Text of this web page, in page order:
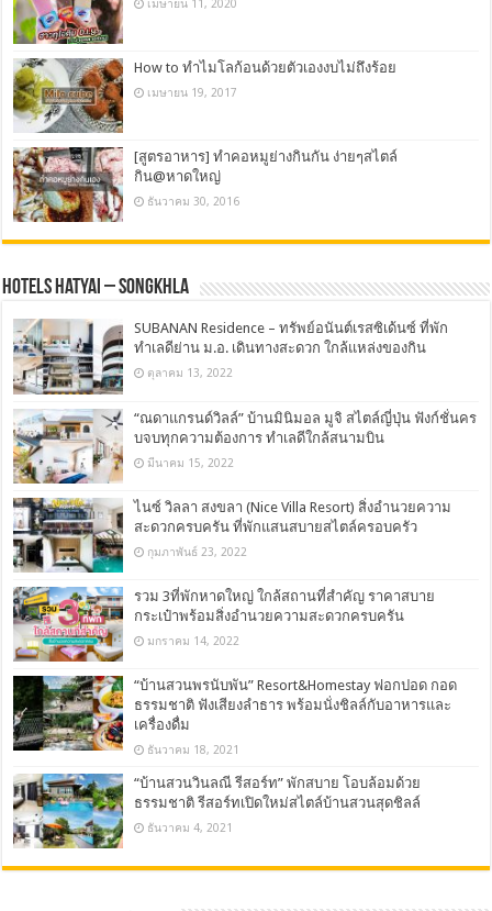
เมษายน 11, 2020
How to ทำไมโลก้อนด้วยตัวเองงบไม่ถึงร้อย
เมษายน 19, 2017
[สูตรอาหาร] ทำคอหมูย่างกินกัน ง่ายๆสไตล์
กิน@หาดใหญ่
ธันวาคม 30, 2016
Hotels Hatyai – Songkhla
SUBANAN Residence – ทรัพย์อนันต์เรสซิเด้นซ์ ที่พัก
ทำเลดีย่าน ม.อ. เดินทางสะดวก ใกล้แหล่งของกิน
ตุลาคม 13, 2022
“ณดาแกรนด์วิลล์” บ้านมินิมอล มูจิ สไตล์ญี่ปุ่น ฟังก์ชั่นคร
บจบทุกความต้องการ ทำเลดีใกล้สนามบิน
มีนาคม 15, 2022
ไนซ์ วิลลา สงขลา (Nice Villa Resort) สิ่งอำนวยความ
สะดวกครบครัน ที่พักแสนสบายสไตล์ครอบครัว
กุมภาพันธ์ 23, 2022
รวม 3ที่พักหาดใหญ่ ใกล้สถานที่สำคัญ ราคาสบาย
กระเป๋าพร้อมสิ่งอำนวยความสะดวกครบครัน
มกราคม 14, 2022
“บ้านสวนพรนับพัน” Resort&Homestay ฟอกปอด กอด
ธรรมชาติ ฟังเสียงลำธาร พร้อมนั่งชิลล์กับอาหารและ
เครื่องดื่ม
ธันวาคม 18, 2021
“บ้านสวนวินลณี รีสอร์ท” พักสบาย โอบล้อมด้วย
ธรรมชาติ รีสอร์ทเปิดใหม่สไตล์บ้านสวนสุดชิลล์
ธันวาคม 4, 2021